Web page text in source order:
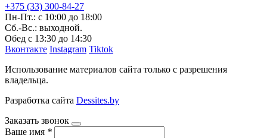
+375 (33) 300-84-27
Пн-Пт.: с 10:00 до 18:00
Сб.-Вс.: выходной.
Обед с 13:30 до 14:30
Вконтакте Instagram Tiktok
Использование материалов сайта только с разрешения
владельца.
Разработка сайта Dessites.by
Заказать звонок
Ваше имя *